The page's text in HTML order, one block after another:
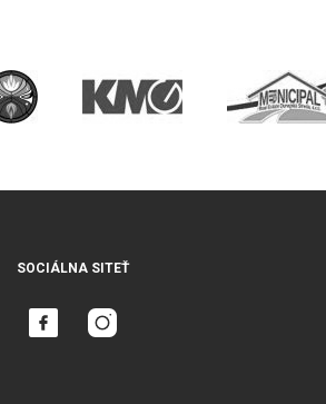
SOCIÁLNA SITEŤ